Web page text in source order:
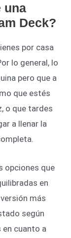
una
Deck?
por casa
lo general, lo
pero que a
que estés
o que tardes
a llenar la
opciones que
en
más
según
en cuanto a